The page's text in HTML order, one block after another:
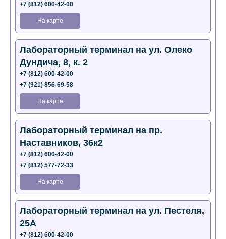
+7 (812) 600-42-00
На карте
Лабораторный терминал на ул. Олеко
Дундича, 8, к. 2
+7 (812) 600-42-00
+7 (921) 856-69-58
На карте
Лабораторный терминал на пр.
Наставников, 36к2
+7 (812) 600-42-00
+7 (812) 577-72-33
На карте
Лабораторный терминал на ул. Пестеля,
25А
+7 (812) 600-42-00